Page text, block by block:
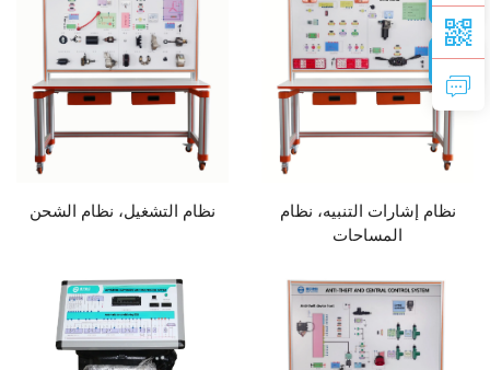
نظام إشارات التنبيه، نظام
المساحات
نظام التشغيل، نظام الشحن